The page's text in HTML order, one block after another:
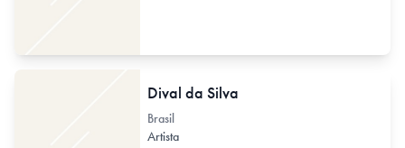
Dival da Silva
Brasil
Artista